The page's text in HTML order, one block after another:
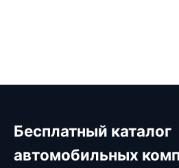
Бесплатный каталог
автомобильных